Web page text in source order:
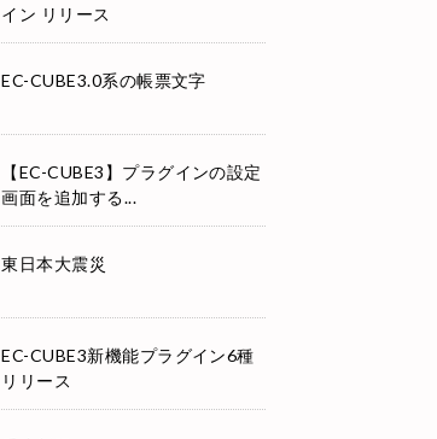
イン リリース
EC-CUBE3.0系の帳票文字
【EC-CUBE3】プラグインの設定
画面を追加する...
東日本大震災
EC-CUBE3新機能プラグイン6種
リリース